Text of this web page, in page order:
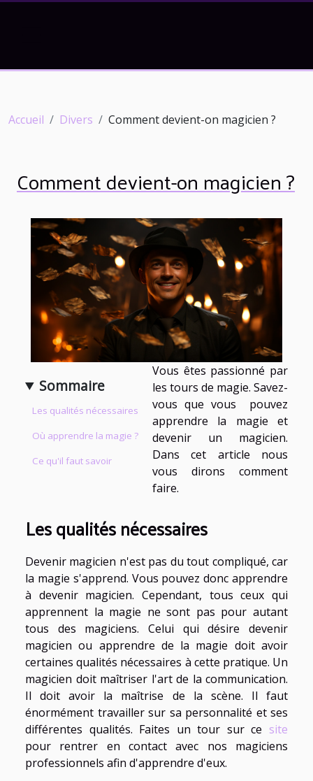
Accueil Divers Comment devient-on magicien ?
Comment devient-on magicien ?
Sommaire
Les qualités nécessaires
Où apprendre la magie ?
Ce qu'il faut savoir
Vous êtes passionné par
les tours de magie. Savez-
vous que vous pouvez
apprendre la magie et
devenir un magicien.
Dans cet article nous
vous dirons comment
faire.
Les qualités nécessaires
Devenir magicien n'est pas du tout compliqué, car
la magie s'apprend. Vous pouvez donc apprendre
à devenir magicien. Cependant, tous ceux qui
apprennent la magie ne sont pas pour autant
tous des magiciens. Celui qui désire devenir
magicien ou apprendre de la magie doit avoir
certaines qualités nécessaires à cette pratique. Un
magicien doit maîtriser l'art de la communication.
Il doit avoir la maîtrise de la scène. Il faut
énormément travailler sur sa personnalité et ses
différentes qualités. Faites un tour sur ce site
pour rentrer en contact avec nos magiciens
professionnels afin d'apprendre d'eux.